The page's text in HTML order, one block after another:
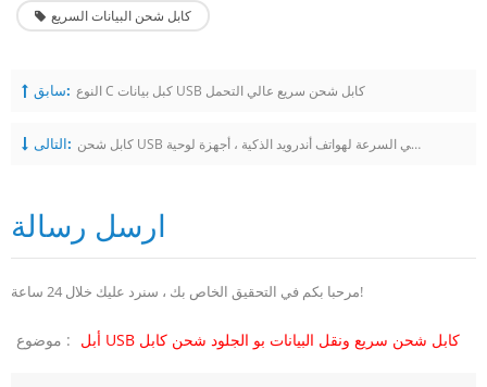
كابل شحن البيانات السريع
سابق: النوع C كبل بيانات USB كابل شحن سريع عالي التحمل
التالى: كابل شحن USB عالي السرعة لهواتف أندرويد الذكية ، أجهزة لوحية
ارسل رسالة
مرحبا بكم في التحقيق الخاص بك ، سنرد عليك خلال 24 ساعة!
موضوع : أبل USB كابل شحن سريع ونقل البيانات بو الجلود شحن كابل